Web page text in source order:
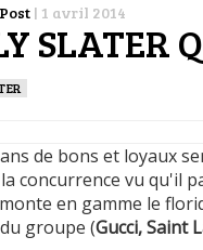
| 1 avril 2014
SLATER
de bons et loyaux
concurrence vu qu'il
en gamme le
groupe (Gucci, Saint